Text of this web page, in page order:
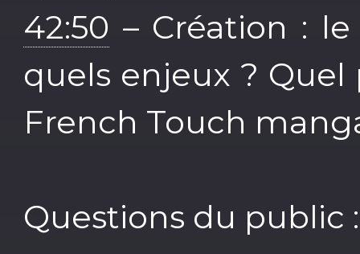
42:50 – Création :
quels enjeux ?
French Touch
Questions du public :